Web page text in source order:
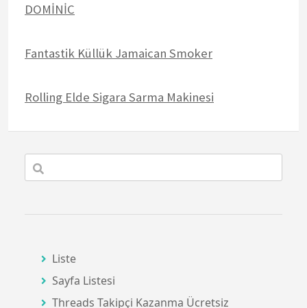
DOMİNİC
Fantastik Küllük Jamaican Smoker
Rolling Elde Sigara Sarma Makinesi
Liste
Sayfa Listesi
Threads Takipçi Kazanma Ücretsiz